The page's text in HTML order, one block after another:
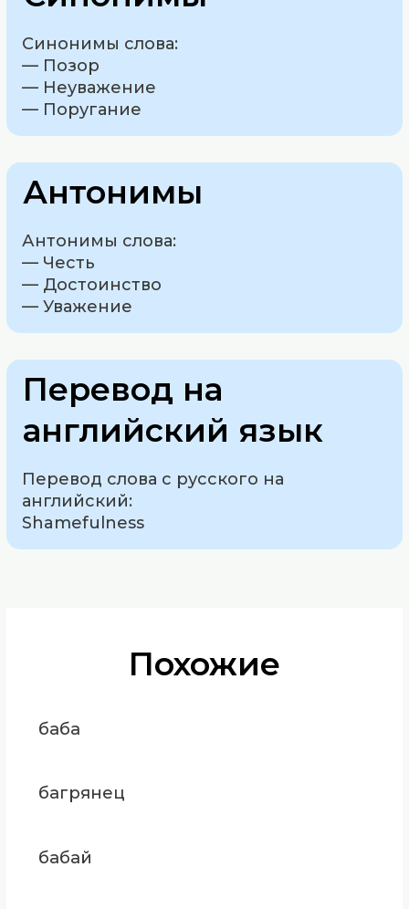
Синонимы слова:
— Позор
— Неуважение
— Поругание
Антонимы
Антонимы слова:
— Честь
— Достоинство
— Уважение
Перевод на
английский язык
Перевод слова с русского на
английский:
Shamefulness
Похожие
баба
багрянец
бабай